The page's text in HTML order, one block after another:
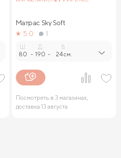
Матрас Sky Soft
5.0
1
80 -
Д.
190 -
В.
24 см.
Посмотреть в 3 магазинах,
доставка 13 августа